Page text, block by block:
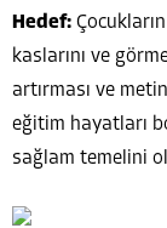
Hedef:
kaslarını ve
artırması ve
eğitim hayatları
sağlam temelini